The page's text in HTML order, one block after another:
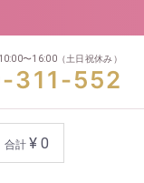
〜16:00（土日祝休み）
311-552
合計 ¥ 0